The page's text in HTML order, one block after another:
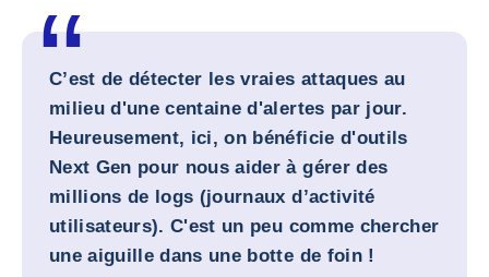
C’est de détecter les vraies attaques au
milieu d'une centaine d'alertes par jour.
Heureusement, ici, on bénéficie d'outils
Next Gen pour nous aider à gérer des
millions de logs (journaux d’activité
utilisateurs). C'est un peu comme chercher
une aiguille dans une botte de foin !